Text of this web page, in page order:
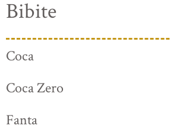
Bibite
Coca
Coca Zero
Fanta